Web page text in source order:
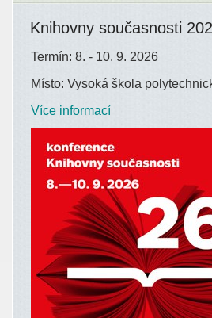
Knihovny současnosti
Termín: 8. - 10. 9. 2026
Místo: Vysoká škola
Více informací